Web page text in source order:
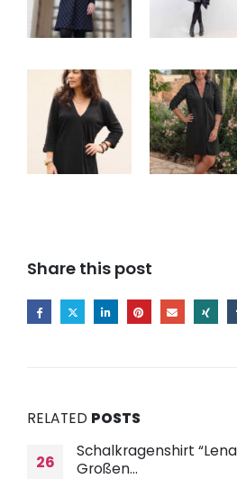
Share this post
RELATED POSTS
26
Schalkragenshirt
Großen…